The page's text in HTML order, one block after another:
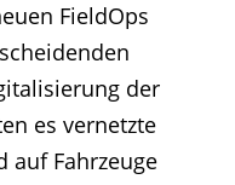
FieldOps
der
es vernetzte
auf Fahrzeuge